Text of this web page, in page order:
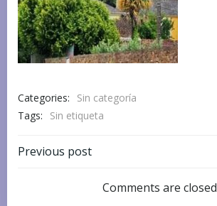
Categories:
Sin categoría
Tags:
Sin etiqueta
Navegación
Previous post
Comments are closed